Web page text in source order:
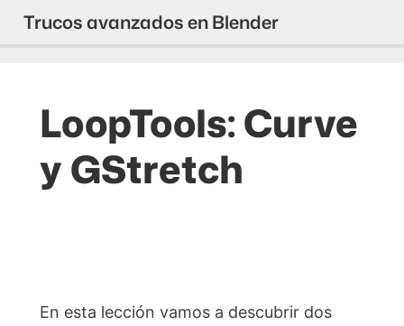
Trucos avanzados en Blender
LoopTools: Curve
y GStretch
Módulo 1: Atajos y herramientas
ocultas para modelado eficiente
Knife Project y Merge by Distance
Aplicar transformaciones
En esta lección vamos a descubrir dos